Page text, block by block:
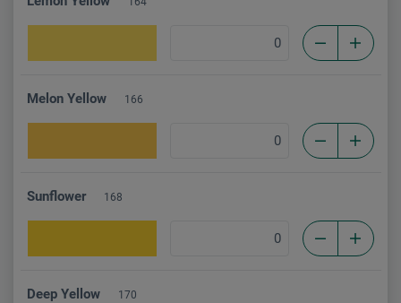
Melon Yellow 166
Sunflower 168
Deep Yellow 170